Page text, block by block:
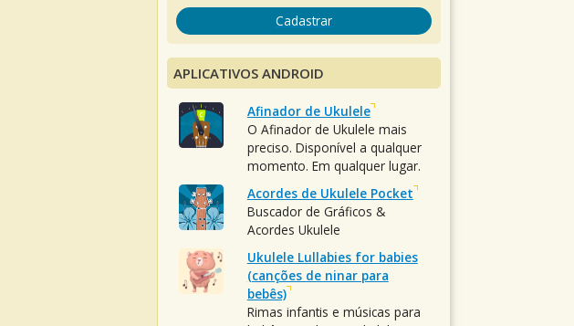
Cadastrar
APLICATIVOS ANDROID
Afinador de Ukulele
O Afinador de Ukulele mais
preciso. Disponível a qualquer
momento. Em qualquer lugar.
Acordes de Ukulele Pocket
Buscador de Gráficos &
Acordes Ukulele
Ukulele Lullabies for babies
(canções de ninar para
bebês)
Rimas infantis e músicas para